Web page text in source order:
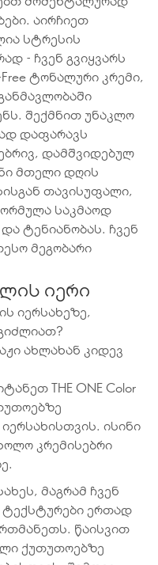
აირჩიეთ
სტრესის
- ჩვენ გვიყვარს
Free ტონალური კრემი,
შექმნით უნაკლო
დაფარავს
დამშვიდებულ
მთელი დღის
თავისუფალი,
საკმაოდ
ტენიანობას. ჩვენ
მეგობარი
იერი
იერსახეზე,
ახლახან კიდევ
THE ONE Color
ისინი
კრემისებრი
მაგრამ ჩვენ
ერთად
წაისვით
ქუთუთოებზე